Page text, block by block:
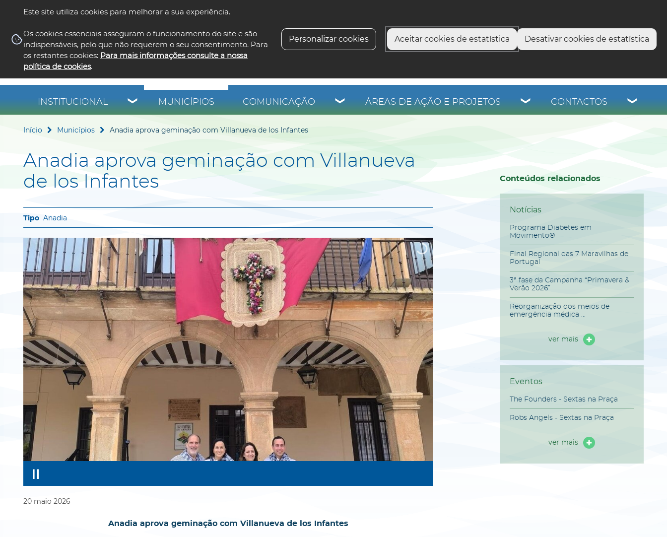
Este site utiliza cookies para melhorar a sua experiência.
Os cookies essenciais asseguram o funcionamento do site e são
indispensáveis, pelo que não requerem o seu consentimento. Para
os restantes cookies: Para mais informações consulte a nossa
política de cookies.
Personalizar cookies Aceitar cookies de estatística Desativar cookies de estatística
INSTITUCIONAL MUNICÍPIOS COMUNICAÇÃO ÁREAS DE AÇÃO E PROJETOS CONTACTOS
Início Municípios Anadia aprova geminação com Villanueva de los Infantes
Anadia aprova geminação com Villanueva
de los Infantes
Anadia
20 maio 2026
Anadia aprova geminação com Villanueva de los Infantes
Conteúdos relacionados
Notícias
Programa Diabetes em
Movimento®
Final Regional das 7 Maravilhas de
Portugal
3ª fase da Campanha “Primavera &
Verão 2026”
Reorganização dos meios de
emergência médica ...
ver mais
Eventos
The Founders - Sextas na Praça
Robs Angels - Sextas na Praça
ver mais